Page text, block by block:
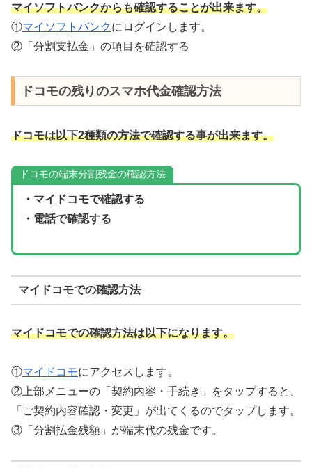
マイソフトバンクからも確認することが出来ます。
①マイソフトバンクにログインします。
②「分割支払金」の項目を確認する
ドコモの残りのスマホ代金確認方法
ドコモは以下2種類の方法で確認する事が出来ます。
ドコモの端末分割残金の確認方法
・マイドコモで確認する
・電話で確認する
マイドコモでの確認方法
マイドコモでの確認方法は以下になります。
①マイドコモにアクセスします。
②上部メニューの「契約内容・手続き」をタップすると、
「ご契約内容確認・変更」が出てくるのでタップします。
③「分割払金残額」が端末代の残金です。